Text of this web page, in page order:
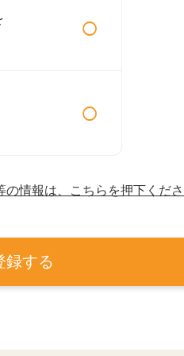
○
○
情報は、こちらを押下くだ
録する